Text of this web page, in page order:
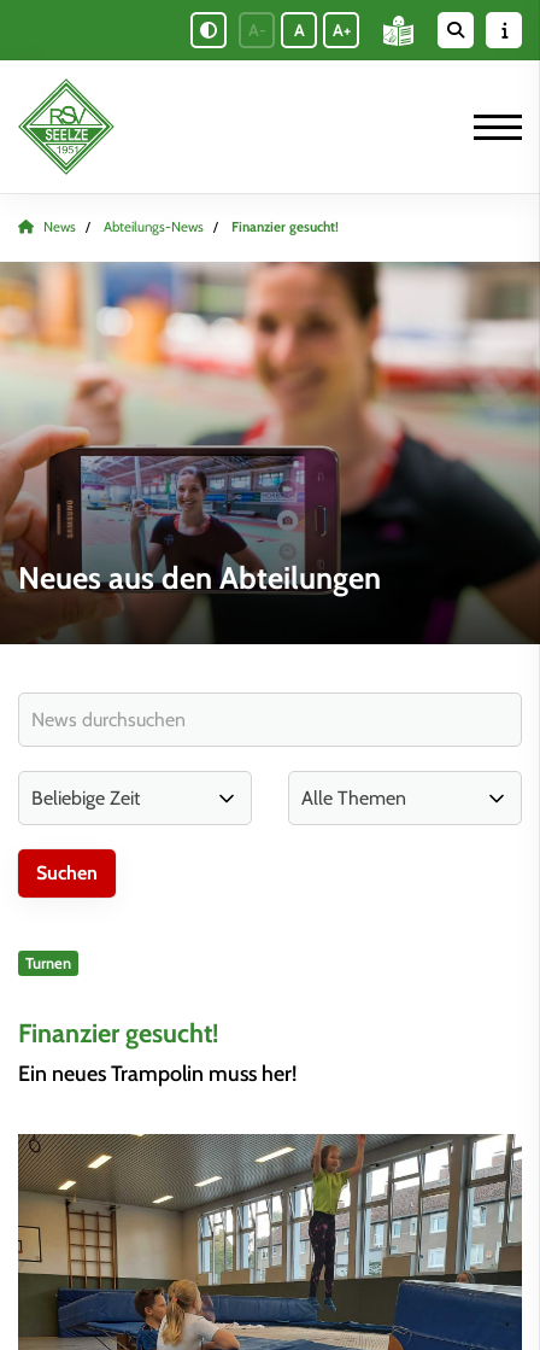
A- A A+
News Abteilungs-News Finanzier gesucht!
Neues aus den Abteilungen
Turnen
Finanzier gesucht!
Ein neues Trampolin muss her!